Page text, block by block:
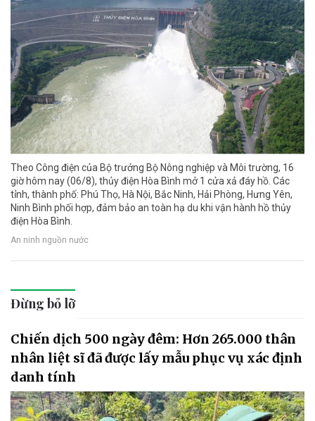
Theo Công điện của Bộ trưởng Bộ Nông nghiệp và Môi trường, 16
giờ hôm nay (06/8), thủy điện Hòa Bình mở 1 cửa xả đáy hồ. Các
tỉnh, thành phố: Phú Thọ, Hà Nội, Bắc Ninh, Hải Phòng, Hưng Yên,
Ninh Bình phối hợp, đảm bảo an toàn hạ du khi vận hành hồ thủy
điện Hòa Bình.
An ninh nguồn nước
Đừng bỏ lỡ
Chiến dịch 500 ngày đêm: Hơn 265.000 thân
nhân liệt sĩ đã được lấy mẫu phục vụ xác định
danh tính